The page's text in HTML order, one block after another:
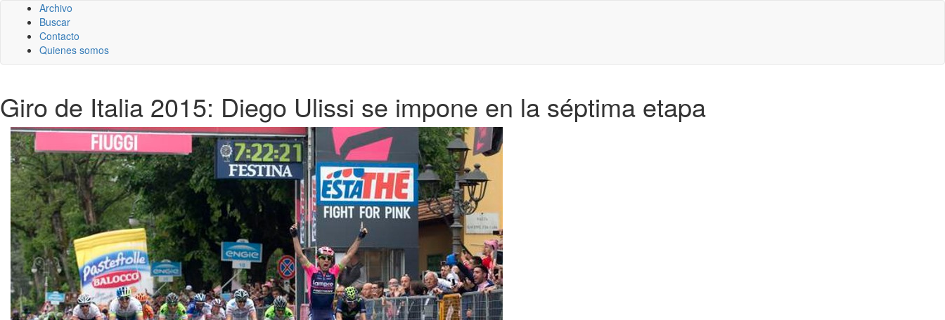
Archivo
Buscar
Contacto
Quienes somos
Giro de Italia 2015: Diego Ulissi se impone en la séptima etapa